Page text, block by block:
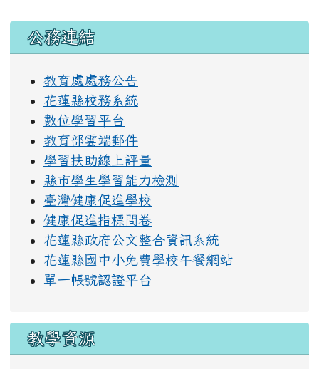
右邊區域內容
公務連結
教育處處務公告
花蓮縣校務系統
數位學習平台
教育部雲端郵件
學習扶助線上評量
縣市學生學習能力檢測
臺灣健康促進學校
健康促進指標問卷
花蓮縣政府公文整合資訊系統
花蓮縣國中小免費學校午餐網站
單一帳號認證平台
教學資源